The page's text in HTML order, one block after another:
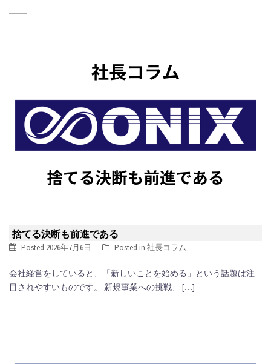
捨てる決断も前進である
Posted 2026年7月6日 Posted in 社長コラム
会社経営をしていると、「新しいことを始める」という話題は注
目されやすいものです。 新規事業への挑戦、 […]